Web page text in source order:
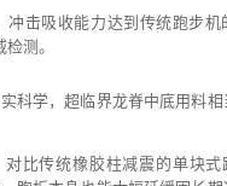
击吸收能力达到传统跑步机
测。
科学，超临界龙脊中底用料相
比传统橡胶柱减震的单块式